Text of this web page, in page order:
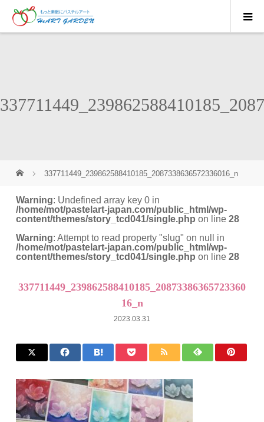
337711449_239862588410185_2087338636572336016_n
Warning: Undefined array key 0 in
/home/mot/pastelart-japan.com/public_html/wp-
content/themes/story_tcd041/single.php on line28
Warning: Attempt to read property "slug" on null in
/home/mot/pastelart-japan.com/public_html/wp-
content/themes/story_tcd041/single.php on line28
337711449_239862588410185_20873386365723360
16_n
2023.03.31